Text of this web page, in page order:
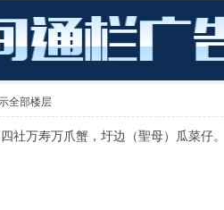
全部楼层
万寿万爪蟹，圩边（聖母）瓜菜仔。